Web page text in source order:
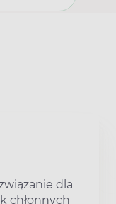
dla
chłonnych